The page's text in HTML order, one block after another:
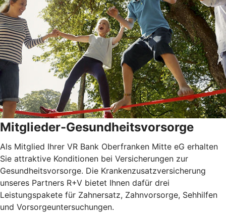
Mitglieder-Gesundheitsvorsorge
Als Mitglied Ihrer VR Bank Oberfranken Mitte eG erhalten
Sie attraktive Konditionen bei Versicherungen zur
Gesundheitsvorsorge. Die Krankenzusatzversicherung
unseres Partners R+V bietet Ihnen dafür drei
Leistungspakete für Zahnersatz, Zahnvorsorge, Sehhilfen
und Vorsorgeuntersuchungen.